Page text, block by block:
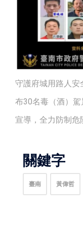
守護府城用路人安
布30名毒（酒）
宣導，全力防制危
關鍵字
臺南 黃偉哲